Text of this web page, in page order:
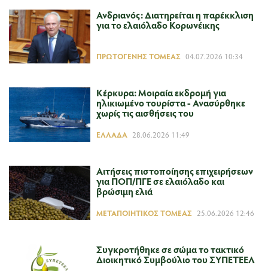
Ανδριανός: Διατηρείται η παρέκκλιση
για το ελαιόλαδο Κορωνέικης
ΠΡΩΤΟΓΕΝΉΣ ΤΟΜΈΑΣ 04.07.2026 10:34
Κέρκυρα: Μοιραία εκδρομή για
ηλικιωμένο τουρίστα - Ανασύρθηκε
χωρίς τις αισθήσεις του
ΕΛΛΆΔΑ 28.06.2026 11:49
Αιτήσεις πιστοποίησης επιχειρήσεων
για ΠΟΠ/ΠΓΕ σε ελαιόλαδο και
βρώσιμη ελιά
ΜΕΤΑΠΟΙΗΤΙΚΌΣ ΤΟΜΈΑΣ 25.06.2026 12:46
Συγκροτήθηκε σε σώμα το τακτικό
Διοικητικό Συμβούλιο του ΣΥΠΕΤΕΕΛ